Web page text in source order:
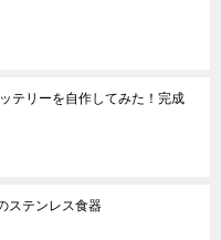
テリーを自作してみた！完成
ステンレス食器